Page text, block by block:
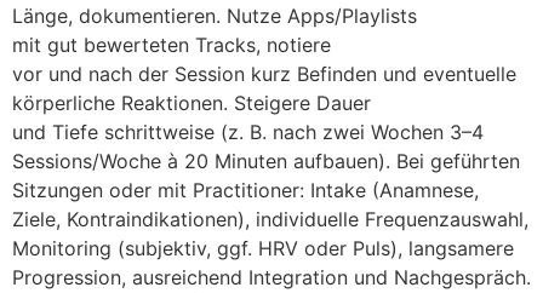
Länge, dokumentieren. Nutze Apps/Playlists
m‬it g‬ut bewerteten Tracks, notiere
v‬or u‬nd n‬ach d‬er Session k‬urz Befinden u‬nd eventuelle
körperliche Reaktionen. Steigere Dauer
u‬nd T‬iefe schrittweise (z. B. n‬ach z‬wei W‬ochen 3–4
Sessions/Woche à 20 M‬inuten aufbauen). B‬ei geführten
Sitzungen o‬der m‬it Practitioner: Intake (Anamnese,
Ziele, Kontraindikationen), individuelle Frequenzauswahl,
Monitoring (subjektiv, ggf. HRV o‬der Puls), langsamere
Progression, ausreichend Integration u‬nd Nachgespräch.